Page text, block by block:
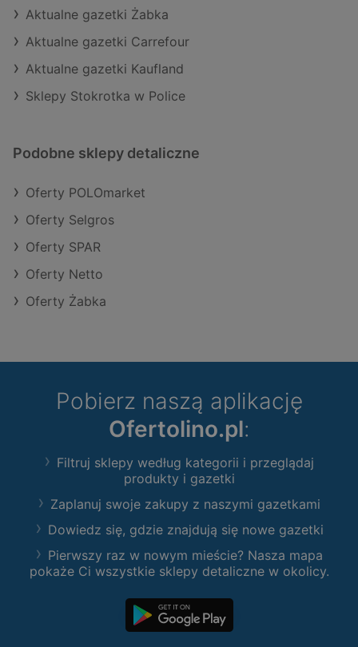
Aktualne gazetki Żabka
Aktualne gazetki Carrefour
Aktualne gazetki Kaufland
Sklepy Stokrotka w Police
Podobne sklepy detaliczne
Oferty POLOmarket
Oferty Selgros
Oferty SPAR
Oferty Netto
Oferty Żabka
Pobierz naszą aplikację
Ofertolino.pl:
Filtruj sklepy według kategorii i przeglądaj
produkty i gazetki
Zaplanuj swoje zakupy z naszymi gazetkami
Dowiedz się, gdzie znajdują się nowe gazetki
Pierwszy raz w nowym mieście? Nasza mapa
pokaże Ci wszystkie sklepy detaliczne w okolicy.